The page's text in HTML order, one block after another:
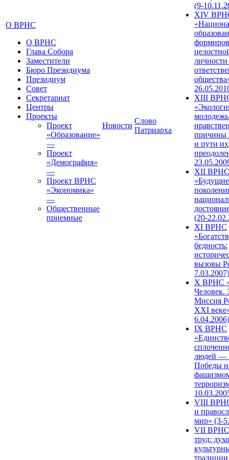
О ВРНС
О ВРНС
Глава Собора
Заместители
Бюро Президиума
Президиум
Совет
Секретариат
Центры
Проекты
Проект
«Образование»
—
Проект
«Демография»
—
Проект ВРНС
«Экономика»
—
Общественные
приемные
Новости
Слово
Патриарха
(9-
XIV
XIII
причины
и пути их
XII ВРНС
«Будущие
(20-
XI ВРНС
бедность:
вызовы
7.03.2007)
X ВРНС
Человек.
Миссия
XXI
6.04.2006)
IX ВРНС
людей —
Победы
VIII
и
мир» (3-
VII ВРНС
труд: